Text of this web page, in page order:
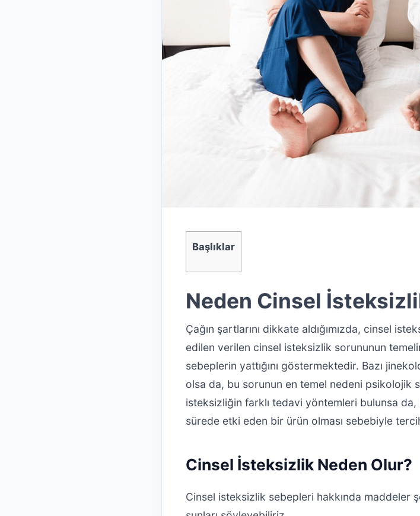
Başlıklar
Neden Cinsel
Çağın şartlarını dikkate aldığımızda, cinsel
edilen verilen cinsel isteksizlik sorununun
sebeplerin yattığını göstermektedir. Bazı
olsa da, bu sorunun en temel nedeni psikolojik
isteksizliğin farklı tedavi yöntemleri bulunsa da,
sürede etki eden bir ürün olması sebebiyle
Cinsel İsteksizlik Neden Olur?
Cinsel isteksizlik sebepleri hakkında maddeler